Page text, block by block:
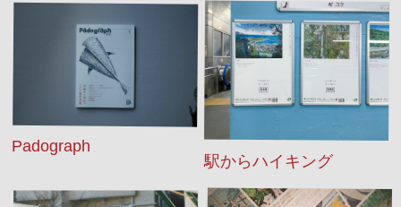
Padograph
駅からハイキング